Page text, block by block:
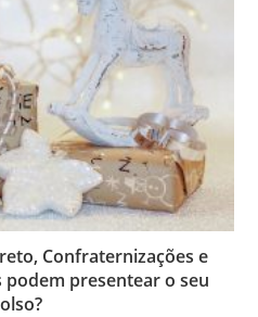
Confraternizações e
podem presentear o seu